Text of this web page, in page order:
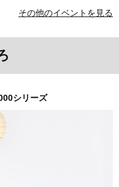
その他のイベントを見る
シリーズ